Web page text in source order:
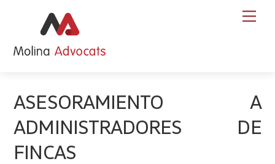
ASESORAMIENTO A
ADMINISTRADORES DE
FINCAS